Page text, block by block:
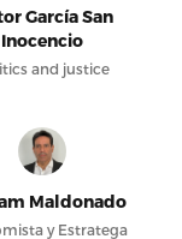
García San
Inocencio
and justice
Maldonado
y Estratega